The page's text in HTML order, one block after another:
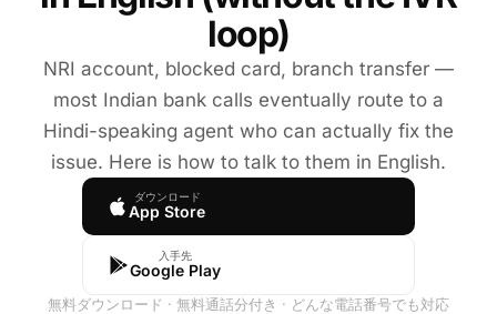
loop)
NRI account, blocked card, branch transfer —
most Indian bank calls eventually route to a
Hindi-speaking agent who can actually fix the
issue. Here is how to talk to them in English.
ダウンロード
App Store
入手先
Google Play
無料ダウンロード · 無料通話分付き · どんな電話番号でも対応